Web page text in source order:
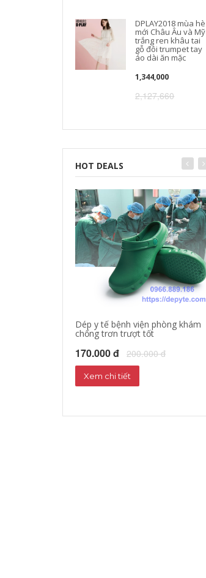
DPLAY2018 mùa hè
mới Châu Âu và Mỹ
trắng ren khâu tai
gỗ đôi trumpet tay
áo dài ăn mặc
1,344,000
2,127,660
HOT DEALS
Dép y tế bệnh viện phòng khám
chống trơn trượt tốt
170.000 đ 200.000 đ
Xem chi tiết